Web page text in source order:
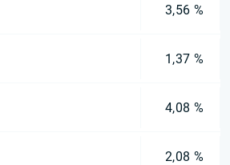
3,56 %
1,37 %
4,08 %
2,08 %